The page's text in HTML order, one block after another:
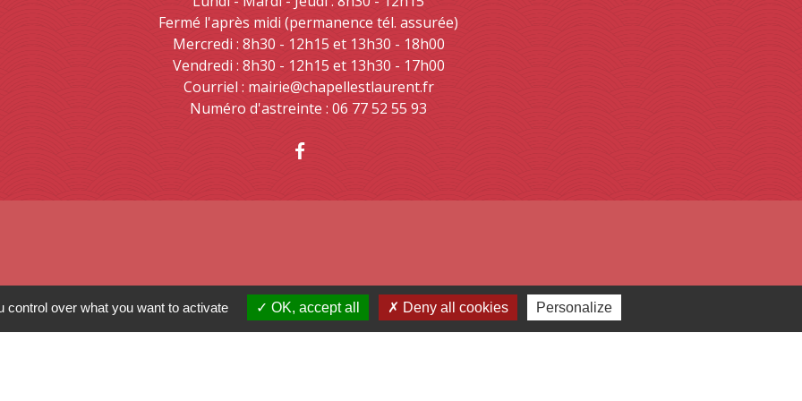
Fermé l'après midi (permanence tél. assurée)
Mercredi : 8h30 - 12h15 et 13h30 - 18h00
Vendredi : 8h30 - 12h15 et 13h30 - 17h00
Courriel : mairie@chapellestlaurent.fr
Numéro d'astreinte : 06 77 52 55 93
Aquitaine
over what you want to activate OK, accept all Deny all cookies Personalize